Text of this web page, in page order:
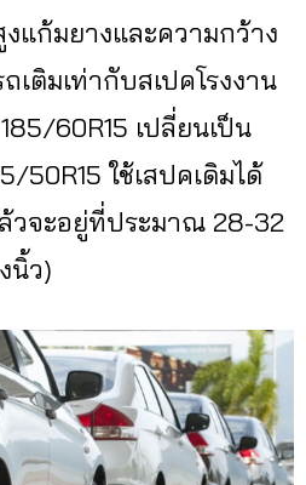
แก้มยางและความกว้าง
เติมเท่ากับสเปคโรงงาน
60R15 เปลี่ยนเป็น
50R15 ใช้เสปคเดิมได้
วจะอยู่ที่ประมาณ 28-32
นิ้ว)